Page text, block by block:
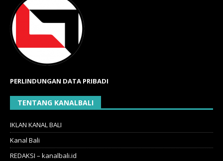
PERLINDUNGAN DATA PRIBADI
TENTANG KANALBALI
IKLAN KANAL BALI
Kanal Bali
REDAKSI – kanalbali.id